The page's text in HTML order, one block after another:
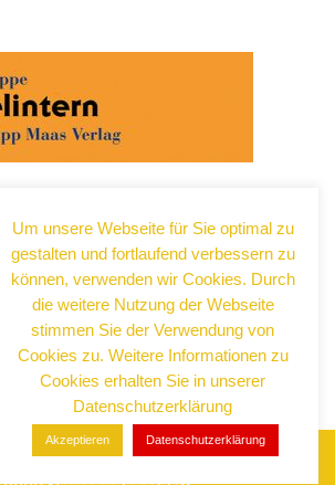
Datenschutz
Impressum
Um unsere Webseite für Sie optimal zu
gestalten und fortlaufend verbessern zu
können, verwenden wir Cookies. Durch
die weitere Nutzung der Webseite
stimmen Sie der Verwendung von
Cookies zu. Weitere Informationen zu
Cookies erhalten Sie in unserer
Datenschutzerklärung
Akzeptieren Datenschutzerklärung